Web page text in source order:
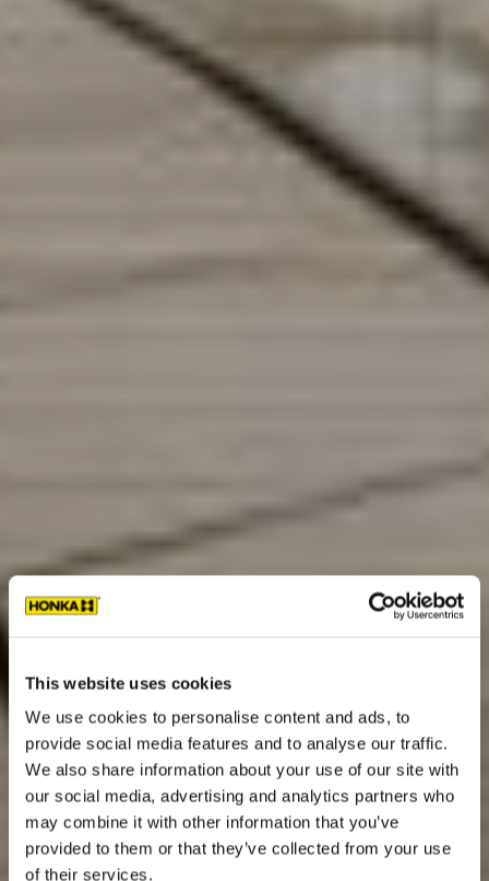
This website uses cookies
We use cookies to personalise content and ads, to
provide social media features and to analyse our traffic.
We also share information about your use of our site with
our social media, advertising and analytics partners who
may combine it with other information that you’ve
provided to them or that they’ve collected from your use
of their services.